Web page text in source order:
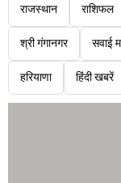
राजस्थान राशिफल
श्री गंगानगर सवाई
हरियाणा हिंदी खबरें